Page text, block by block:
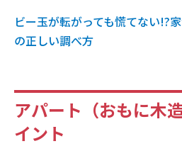
ビー玉が転がっても慌てない!?
の正しい調べ方
アパート（おもに木
イント